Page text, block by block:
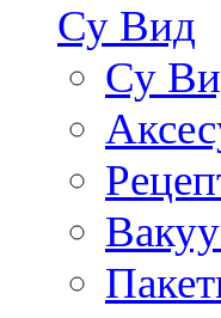
Су Вид
Су